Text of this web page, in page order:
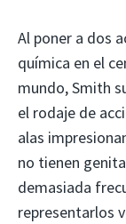
Al poner a dos
química en el
mundo, Smith
el rodaje de
alas
no tienen
demasiada
representarlos